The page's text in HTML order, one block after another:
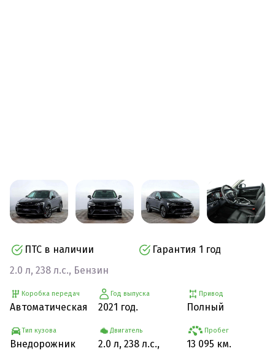
ПТС в наличии
Гарантия 1 год
2.0 л, 238 л.с., Бензин
Коробка передач
Автоматическая
Тип кузова
Внедорожник
Год выпуска
2021 год.
Двигатель
2.0 л, 238 л.с.,
Привод
Полный
Пробег
13 095 км.